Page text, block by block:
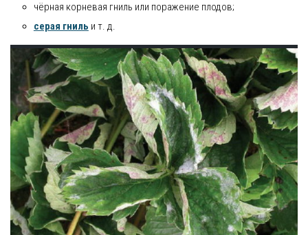
чёрная корневая гниль или поражение плодов;
серая гниль и т. д.